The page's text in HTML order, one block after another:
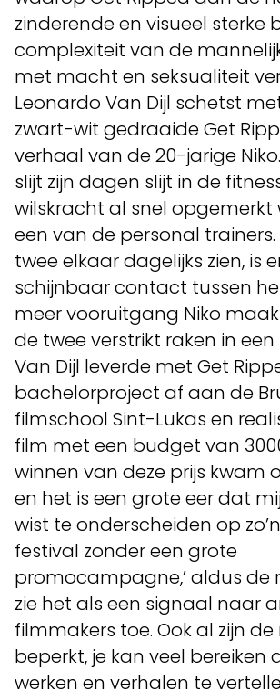
zinderende en visueel sterke
complexiteit van de
met macht en seksualiteit
Leonardo Van Dijl schetst
zwart-wit gedraaide Get
verhaal van de 20-jarige
slijt zijn dagen slijt in de
wilskracht al snel
een van de personal
twee elkaar dagelijks zien, is
schijnbaar contact tussen
meer vooruitgang Niko
de twee verstrikt raken in
Van Dijl leverde met Get
bachelorproject af aan de
filmschool Sint-Lukas en
film met een budget van
winnen van deze prijs kwam
en het is een grote eer dat
wist te onderscheiden op
festival zonder een grote
promocampagne,’ aldus de
zie het als een signaal naar
filmmakers toe. Ook al zijn
beperkt, je kan veel bereiken
werken en verhalen te